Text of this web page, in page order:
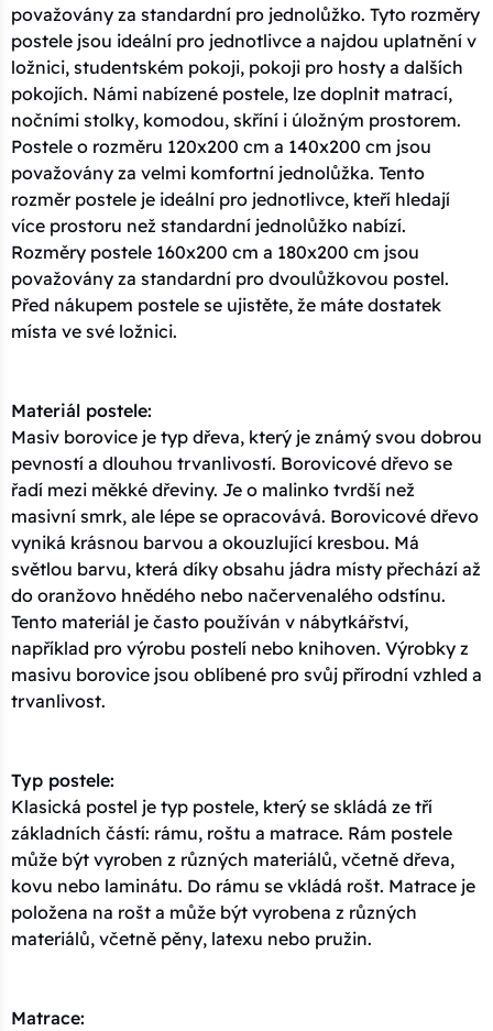
považovány za standardní pro jednolůžko. Tyto rozměry
postele jsou ideální pro jednotlivce a najdou uplatnění v
ložnici, studentském pokoji, pokoji pro hosty a dalších
pokojích. Námi nabízené postele, lze doplnit matrací,
nočními stolky, komodou, skříní i úložným prostorem.
Postele o rozměru 120x200 cm a 140x200 cm jsou
považovány za velmi komfortní jednolůžka. Tento
rozměr postele je ideální pro jednotlivce, kteří hledají
více prostoru než standardní jednolůžko nabízí.
Rozměry postele 160x200 cm a 180x200 cm jsou
považovány za standardní pro dvoulůžkovou postel.
Před nákupem postele se ujistěte, že máte dostatek
místa ve své ložnici.
Materiál postele:
Masiv borovice je typ dřeva, který je známý svou dobrou
pevností a dlouhou trvanlivostí. Borovicové dřevo se
řadí mezi měkké dřeviny. Je o malinko tvrdší než
masivní smrk, ale lépe se opracovává. Borovicové dřevo
vyniká krásnou barvou a okouzlující kresbou. Má
světlou barvu, která díky obsahu jádra místy přechází až
do oranžovo hnědého nebo načervenalého odstínu.
Tento materiál je často používán v nábytkářství,
například pro výrobu postelí nebo knihoven. Výrobky z
masivu borovice jsou oblíbené pro svůj přírodní vzhled a
trvanlivost.
Typ postele:
Klasická postel je typ postele, který se skládá ze tří
základních částí: rámu, roštu a matrace. Rám postele
může být vyroben z různých materiálů, včetně dřeva,
kovu nebo laminátu. Do rámu se vkládá rošt. Matrace je
položena na rošt a může být vyrobena z různých
materiálů, včetně pěny, latexu nebo pružin.
Matrace: